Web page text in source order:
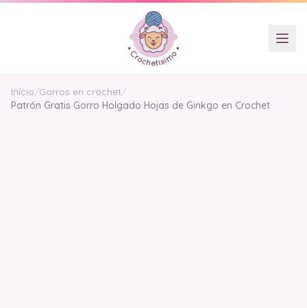
Inicio/Gorros en crochet/
Patrón Gratis Gorro Holgado Hojas de Ginkgo en Crochet